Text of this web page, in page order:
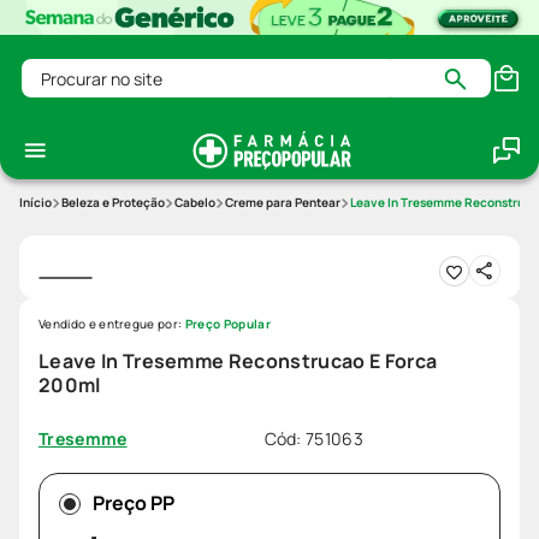
Procurar no site
Beleza e Proteção Cabelo Creme para Pentear Leave In Tresemme
Leave In Tresemme Reconstrucao E Forca
200ml
Tresemme Cód:751063
Vendido e entregue por: Preço Popular
Preço PP